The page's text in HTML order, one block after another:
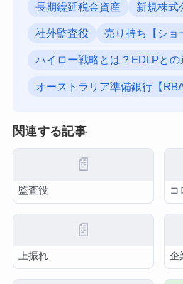
長期繰延税金資産 新規株式
社外監査役 売り持ち【ショ
ハイロー戦略とは？EDLPと
オーストラリア準備銀行【RBA
関連する記事
📄
監査役 コ
📄
上振れ 企